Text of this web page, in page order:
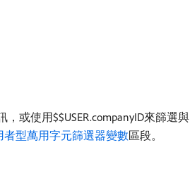
或使用$$USER.companyID來篩選與
者型萬用字元篩選器變數區段。